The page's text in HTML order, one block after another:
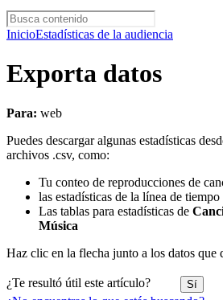
InicioEstadísticas de la audiencia
Exporta datos
Para: web
Puedes descargar algunas estadísticas
archivos .csv, como:
Tu conteo de reproducciones de
las estadísticas de la línea de tiempo
Las tablas para estadísticas de
Música
Haz clic en la flecha junto a los datos que
¿Te resultó útil este artículo? Sí